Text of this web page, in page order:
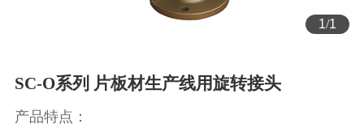
1/1
SC-O系列 片板材生产线用旋转接头
产品特点：